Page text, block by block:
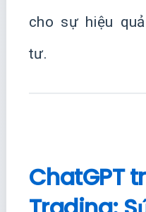
cho sự hiệu
tư.
ChatGPT